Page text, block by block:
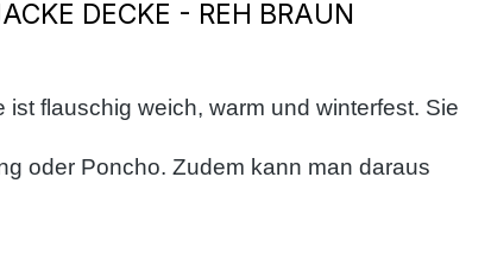
DECKE - REH BRAUN
flauschig weich, warm und winterfest. Sie
oder Poncho. Zudem kann man daraus